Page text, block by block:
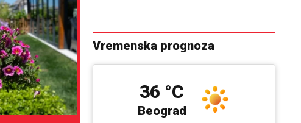
Vremenska prognoza
Beograd
36 °C